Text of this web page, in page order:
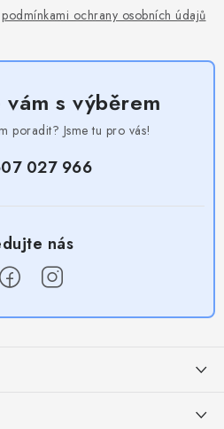
podmínkami ochrany osobních údajů
vám s výběrem
poradit? Jsme tu pro vás!
027 966